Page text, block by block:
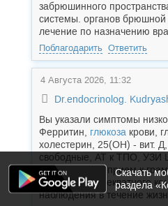
забрюшинного
системы. органов брюшной
лечение по назначению
Поблагодарить Ответить
4 Августа 2026, 11:32
Dr.endocrinolog.
Вы указали симптомы
Ферритин, глюкоза крови,
холестерин, 25(ОН) - вит.
свободные, АТ к ТПО, УЗИ
обратитесь на прием к
назначения адекватного
наблюдения в течение
Скачать
раздела